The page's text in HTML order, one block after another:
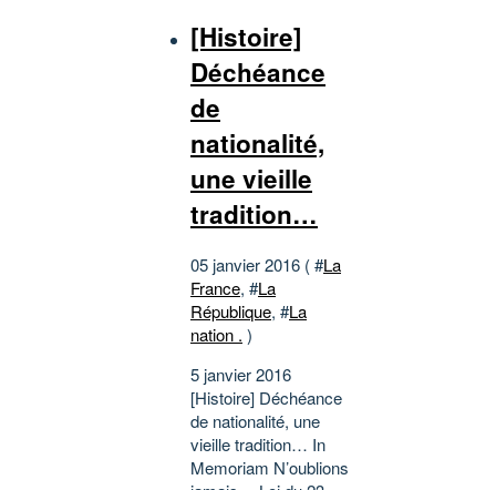
[Histoire]
Déchéance
de
nationalité,
une vieille
tradition…
05 janvier 2016 ( #La
France, #La
République, #La
nation . )
5 janvier 2016
[Histoire] Déchéance
de nationalité, une
vieille tradition… In
Memoriam N’oublions